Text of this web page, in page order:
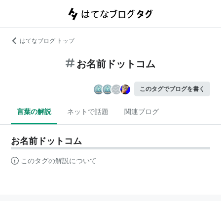
はてなブログ トップ
お名前ドットコム
このタグでブログを書く
言葉の解説 ネットで話題 関連ブログ
お名前ドットコム
このタグの解説について